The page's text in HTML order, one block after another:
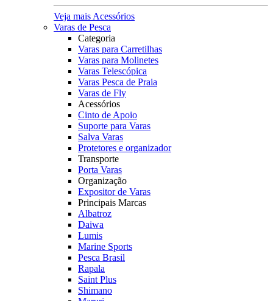
Veja mais Acessórios
Varas de Pesca
Categoria
Varas para Carretilhas
Varas para Molinetes
Varas Telescópica
Varas Pesca de Praia
Varas de Fly
Acessórios
Cinto de Apoio
Suporte para Varas
Salva Varas
Protetores e organizador
Transporte
Porta Varas
Organização
Expositor de Varas
Principais Marcas
Albatroz
Daiwa
Lumis
Marine Sports
Pesca Brasil
Rapala
Saint Plus
Shimano